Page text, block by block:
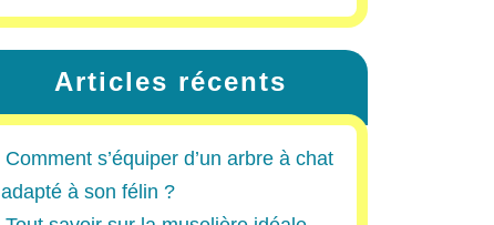
Articles récents
Comment s’équiper d’un arbre à chat
adapté à son félin ?